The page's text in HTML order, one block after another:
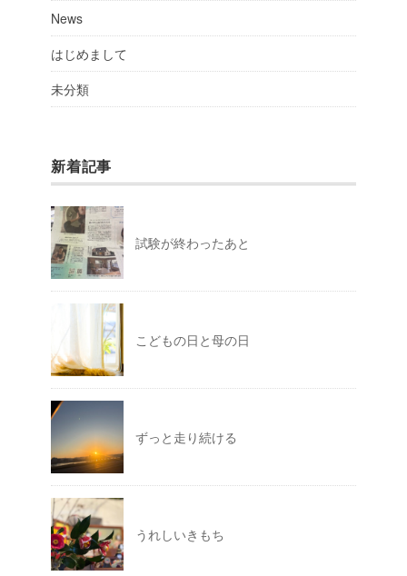
News
はじめまして
未分類
新着記事
試験が終わったあと
こどもの日と母の日
ずっと走り続ける
うれしいきもち